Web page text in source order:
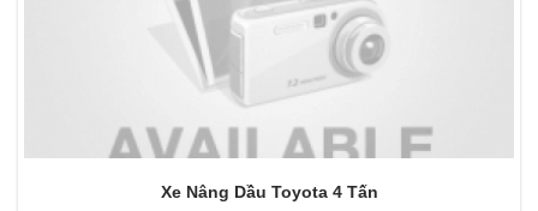
Xe Nâng Dầu Toyota 4 Tấn